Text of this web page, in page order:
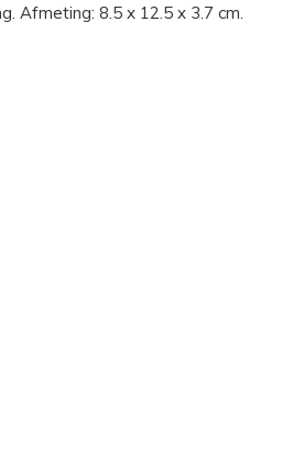
Afmeting: 8.5 x 12.5 x 3.7 cm.